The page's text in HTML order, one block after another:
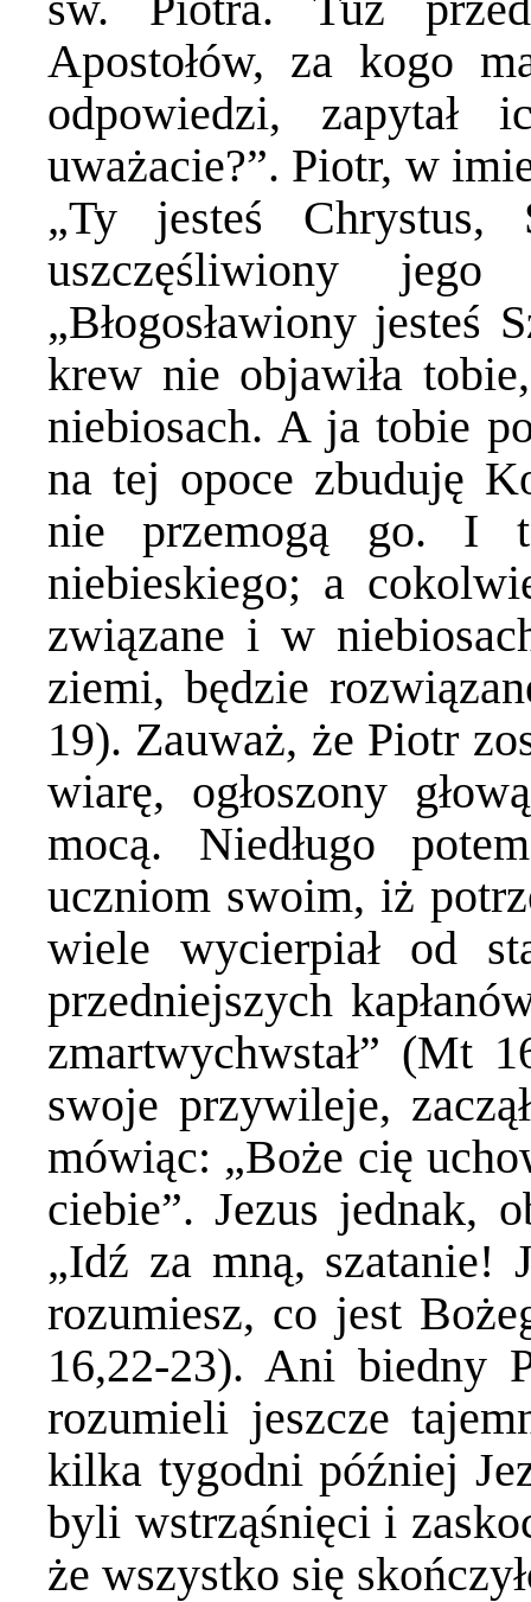
Apostołów, za kogo
odpowiedzi,
uważacie?”. Piotr, w
„Ty jesteś Chrystus,
uszczęśliwiony
„Błogosławiony jesteś
krew nie objawiła
niebiosach. A ja tobie
na tej opoce zbuduję
nie przemogą go. I
niebieskiego; a
związane i w
ziemi, będzie
19). Zauważ, że Piotr
wiarę, ogłoszony
mocą. Niedługo
uczniom swoim, iż
wiele wycierpiał od
przedniejszych
zmartwychwstał” (Mt
swoje przywileje,
mówiąc: „Boże cię
ciebie”. Jezus jednak,
„Idź za mną, szatanie!
rozumiesz, co jest
16,22-23). Ani biedny
rozumieli jeszcze
kilka tygodni później
byli wstrząśnięci i
że wszystko się